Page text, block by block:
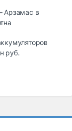
Арзамас в
руб.